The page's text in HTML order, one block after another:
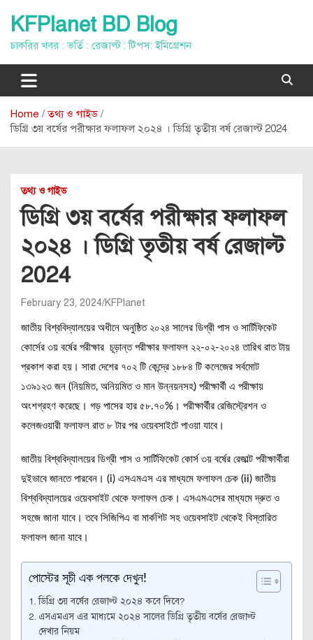
content
KFPlanet BD Blog
চাকরির খবর : ভর্তি : রেজাল্ট : টিপস: ইমিগ্রেশন
Home
তথ্য ও গাইড
ডিগ্রি ৩য় বর্ষের পরীক্ষার ফলাফল ২০২৪ । ডিগ্রি তৃতীয় বর্ষ রেজাল্ট 2024
তথ্য ও গাইড
ডিগ্রি ৩য় বর্ষের পরীক্ষার ফলাফল
২০২৪ । ডিগ্রি তৃতীয় বর্ষ রেজাল্ট
2024
February 23, 2024 KFPlanet
জাতীয় বিশ্ববিদ্যালয়ের অধীনে অনুষ্ঠিত ২০২৪ সালের ডিগ্রী পাস ও সার্টিফিকেট
কোর্সের ৩য় বর্ষের পরীক্ষার চূড়ান্ত পরীক্ষার ফলাফল ২২-০২-২০২৪ তারিখ রাত টায়
প্রকাশ করা হয়। সারা দেশের ৭০২ টি কেন্দ্রে ১৮৮৪ টি কলেজের সর্বমোট
১৩৯১২৩ জন (নিয়মিত, অনিয়মিত ও মান উন্নয়নসহ) পরীক্ষার্থী এ পরীক্ষায়
অংশগ্রহণ করেছে। গড় পাসের হার ৫৮.৭০%। পরীক্ষার্থীর রেজিস্ট্রেশন ও
কলেজওয়ারী ফলাফল রাত ৮ টার পর ওয়েবসাইটে পাওয়া যাবে।
জাতীয় বিশ্ববিদ্যালয়ের ডিগ্রী পাস ও সার্টিফিকেট কোর্স ৩য় বর্ষের রেজাল্ট পরীক্ষার্থীরা
দুইভাবে জানতে পারবেন। (i) এসএমএস এর মাধ্যমে ফলাফল চেক (ii) জাতীয়
বিশ্ববিদ্যালয়ের ওয়েবসাইট থেকে ফলাফল চেক। এসএমএসের মাধ্যমে দ্রুত ও
সহজে জানা যাবে। তবে সিজিপিএ বা মার্কশিট সহ ওয়েবসাইট থেকেই বিস্তারিত
ফলাফল জানা যাবে।
পোস্টের সূচী এক পলকে দেখুন!
ডিগ্রি ৩য় বর্ষের রেজাল্ট ২০২৪ কবে দিবে?
এসএমএস এর মাধ্যমে ২০২৪ সালের ডিগ্রি তৃতীয় বর্ষের রেজাল্ট
দেখার নিয়ম